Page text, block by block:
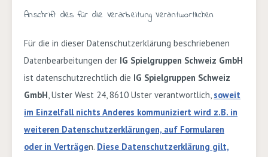
Anschrift des für die Verarbeitung Verantwortlichen
Für die in dieser Datenschutzerklärung beschriebenen
Datenbearbeitungen der IG Spielgruppen Schweiz GmbH
ist datenschutzrechtlich die IG Spielgruppen Schweiz
GmbH , Uster West 24, 8610 Uster verantwortlich, soweit
im Einzelfall nichts Anderes kommuniziert wird z.B. in
weiteren Datenschutzerklärungen, auf Formularen
oder in Verträgen. Diese Datenschutzerklärung gilt,